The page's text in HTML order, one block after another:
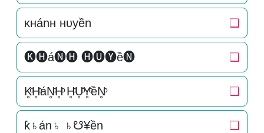
ĸнánн нυyền ❏
🅚🅗á🅝🅗 🅗🅤🅨ề🅝 ❏
K̥ͦH̥ͦáN̥ͦH̥ͦ H̥ͦU̥ͦY̥ͦềN̥ͦ ❏
ƙ♄án♄ ♄☋¥ền ❏